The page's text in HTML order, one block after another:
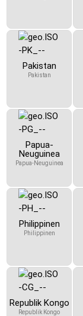
Pakistan
Pakistan
Papua-
Neuguinea
Papua-Neuguinea
Philippinen
Philippinen
Republik Kongo
Republik Kongo